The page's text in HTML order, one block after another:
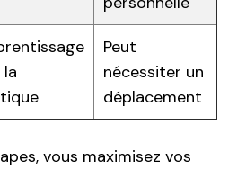
Peut
nécessiter un
déplacement
vous maximisez vos